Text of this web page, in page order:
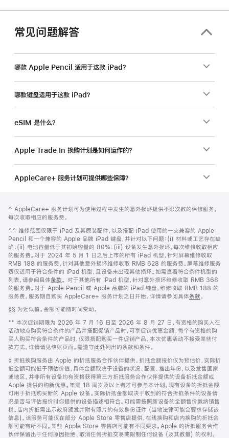
常见问题解答
哪款 Apple Pencil 适用于这款 iPad？
哪款键盘适用于这款 iPad？
eSIM 是什么？
Apple Trade In 换购计划是如何运作的？
AppleCare+ 服务计划可提供哪些保障？
页
页
脚
注
脚
注
^ AppleCare+ 服务计划可为使用过程中发生的意外损坏提供不限次数的保修服务，
每次收取相应的服务费。
脚
注
^^ 维修范围仅限于 iPad 及其原装配件，以及搭配 iPad 使用的一支兼容的 Apple
Pencil 和一个兼容的 Apple 品牌 iPad 键盘，并针对以下问题：(i) 材料或工艺存在缺
陷；(ii) 电池容量低于其初始容量的 80%；(iii) 设备发生意外损坏，每次维修收取相应
的服务费。对于 2024 年 5 月 1 日之后上市的所有 iPad 机型，针对屏幕维修收取
RMB 188 的服务费，针对其他意外损坏维修收取 RMB 628 的服务费。屏幕维修服务
费仅适用于符合条件的 iPad 机型，且设备未出现其他损坏。如需查看符合条件机型的
列表，请参阅具体条款。 对于其他所有 iPad 机型，针对意外损坏维修收取 RMB 368
的服务费。对于 Apple Pencil 或 Apple 品牌的 iPad 键盘，维修收取 RMB 188 的
服务费。服务期自购买 AppleCare+ 服务计划之日开始。详情请参阅具体条款。
脚
§§ 为近似值。金额可能随时间变动。
脚
注
** 本次促销期限为 2026 年 7 月 16 日至 2026 年 8 月 27 日，有资格的购买人在
活动地点购买符合条件的产品并搭配促销产品时，可享促销优惠金额。每个有资格的购
买人购买符合条件的产品时，仅限搭配购买一件促销产品。本次优惠活动不接受某些付
款方式。详情请见结账页面。需遵守此处列出的条款和条件。
脚
注
◊ 折抵换购服务由 Apple 的折抵服务合作伙伴提供。折抵金额报价仅为预估价，实际折
抵金额可能低于预估价值，具体金额取决于设备的状况、配置、推出年份，以及发售国家
或地区。并非所有设备均有资格获得第三方折抵服务合作伙伴提供的设备折抵金额或
Apple 提供的购新优惠。年满 18 周岁及以上者才可参与本计划。现有设备的折抵金额
可用于折抵购买新的 Apple 设备。实际折抵金额取决于收到的符合折抵条件的设备情
况是否与评估报价时你提供的设备描述相符合。可能需按照新设备的全额售价缴纳销售
税。店内折抵需出示政府颁发并附有照片的有效身份证件 (当地法律可能会要求存储该
信息)。该服务可能仅在部分 Apple Store 零售店提供，在线换购和店内换购的折抵金
额可能有所不同。某些 Apple Store 零售店可能有不同要求。Apple 的折抵服务合作
伙伴保留出于任何原因拒绝、取消任何折抵交易或限制任何设备 (及其数量) 的权利。